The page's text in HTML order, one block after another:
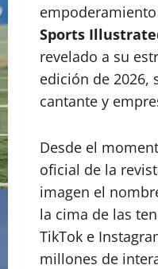
Sports
revelado a su
edición de 2026,
cantante y
Desde el
oficial de la
imagen el
la cima de las
TikTok e
millones de